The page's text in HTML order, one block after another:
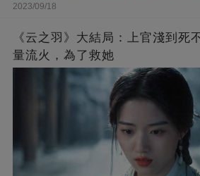
2023/09/18
《云之羽》大結局：上官淺到死
量流火，為了救她